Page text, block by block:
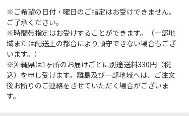
※ご希望の日付・曜日のご指定はお受けできません。
ご了承ください。
※時間帯指定はお受けすることができます。（一部地
域または配送上の都合により順守できない場合もござ
います。）
※沖縄県は1ヶ所のお届けごとに別途送料330円（税
込）を申し受けます。離島及び一部地域へは、ご注文
後お断りのご連絡をさせていただく場合がございま
す。